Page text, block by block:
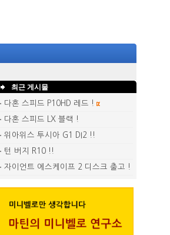
최근 게시물
다혼 스피드 P10HD 레드 !
다혼 스피드 LX 블랙 !
위아위스 투시아 G1 DI2 !!
턴 버지 R10 !!
자이언트 에스케이프 2 디스크 출고 !